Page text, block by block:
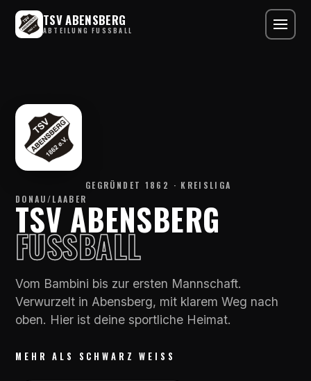
TSV ABENSBERG
ABTEILUNG FUSSBALL
GEGRÜNDET 1862 · KREISLIGA
DONAU/LAABER
TSV ABENSBERG
FUSSBALL
Vom Bambini bis zur ersten Mannschaft.
Verwurzelt in Abensberg, mit klarem Weg nach
oben. Hier ist deine sportliche Heimat.
MEHR ALS SCHWARZ WEISS